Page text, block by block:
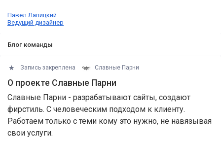
Павел Лапицкий
Ведущий дизайнер
Блог команды
Запись закреплена Славные Парни
О проекте Славные Парни
Славные Парни - разрабатывают сайты, создают
фирстиль. С человеческим подходом к клиенту.
Работаем только с теми кому это нужно, не навязывая
свои услуги.